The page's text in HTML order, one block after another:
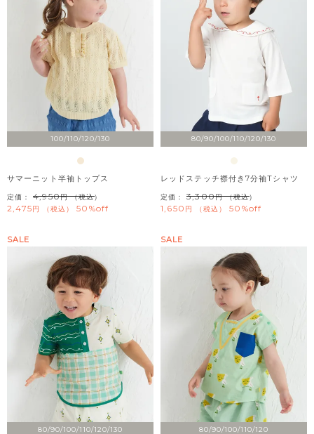
100/110/120/130
サマーニット半袖トップス
定価： 4,950 （税込）
2,475 税込 50%off
80/90/100/110/120/130
レッドステッチ襟付き7分袖Tシャツ
定価： 3,300 （税込）
1,650 税込 50%off
80/90/100/110/120/130
SALE
80/90/100/110/120
SALE